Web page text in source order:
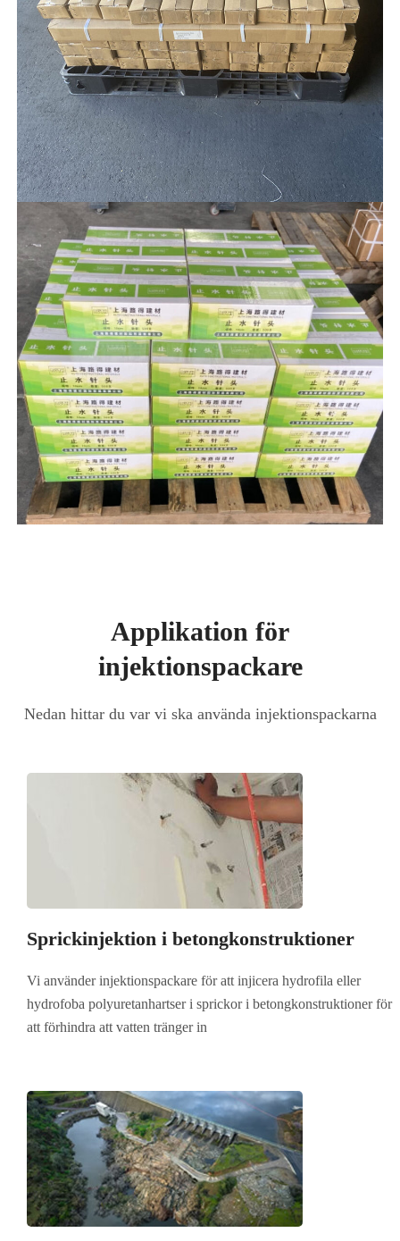
Applikation för
injektionspackare
Nedan hittar du var vi ska använda injektionspackarna
Sprickinjektion i betongkonstruktioner
Vi använder injektionspackare för att injicera hydrofila eller
hydrofoba polyuretanhartser i sprickor i betongkonstruktioner för
att förhindra att vatten tränger in